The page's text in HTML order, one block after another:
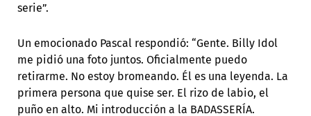
serie”.
Un emocionado Pascal respondió: “Gente. Billy Idol
me pidió una foto juntos. Oficialmente puedo
retirarme. No estoy bromeando. Él es una leyenda. La
primera persona que quise ser. El rizo de labio, el
puño en alto. Mi introducción a la BADASSERÍA.